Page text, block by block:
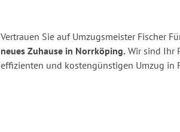
Vertrauen Sie auf Umzugsmeister Fischer
neues Zuhause in Norrköping. Wir sind Ihr
effizienten und kostengünstigen Umzug in